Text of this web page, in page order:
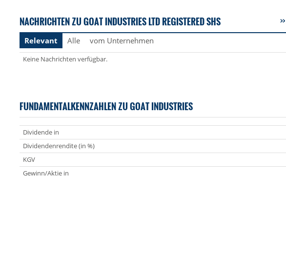
NACHRICHTEN ZU GOAT INDUSTRIES LTD REGISTERED SHS
Relevant Alle vom Unternehmen
Keine Nachrichten verfügbar.
FUNDAMENTALKENNZAHLEN ZU GOAT INDUSTRIES
Dividende in
Dividendenrendite (in %)
KGV
Gewinn/Aktie in